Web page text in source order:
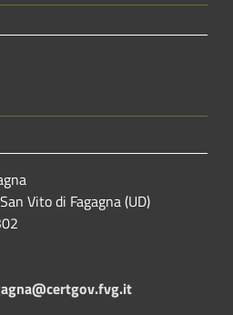
Vito di Fagagna (UD)